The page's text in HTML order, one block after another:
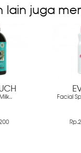
lain juga
Facial